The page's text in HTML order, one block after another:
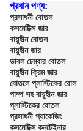
প্রধান পণ্য:
প্রসাধনী বোতল
কসমেটিক্স জার
বায়ুহীন বোতল
বায়ুহীন জার
ডাবল চেম্বার বোতল
বায়ুহীন ক্রিম জার
বোতলে প্লাস্টিকের রোল
পাম্প সহ বায়ুহীন জার
প্লাস্টিকের বোতল
প্রসাধনী প্যাকেজিং
কসমেটিক্স কনটেইনার